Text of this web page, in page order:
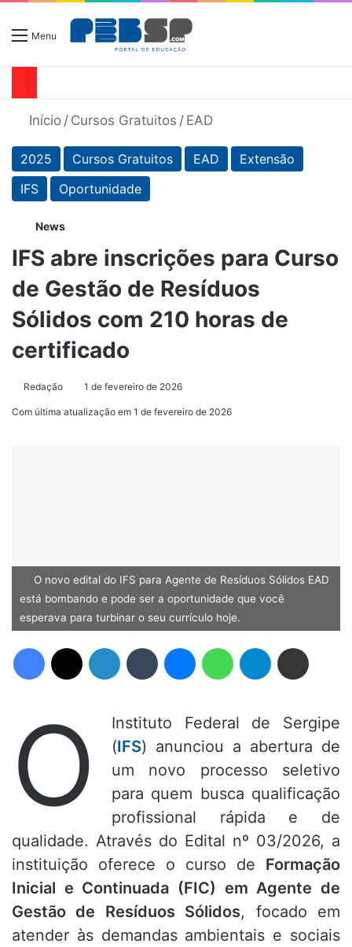
Menu
Início / Cursos Gratuitos / EAD
2025 Cursos Gratuitos EAD
Extensão
IFS
Oportunidade
News
IFS abre inscrições para Curso
de Gestão de Resíduos
Sólidos com 210 horas de
certificado
Redação 1 de fevereiro de 2026
Com última atualização em 1 de fevereiro de 2026
O novo edital do IFS para Agente de Resíduos Sólidos EAD
está bombando e pode ser a oportunidade que você
esperava para turbinar o seu currículo hoje.
O
Instituto Federal de Sergipe
(IFS) anunciou a abertura de
um novo processo seletivo
para quem busca qualificação
profissional rápida e de
qualidade. Através do Edital nº 03/2026, a
instituição oferece o curso de Formação
Inicial e Continuada (FIC) em Agente de
Gestão de Resíduos Sólidos, focado em
atender às demandas ambientais e sociais